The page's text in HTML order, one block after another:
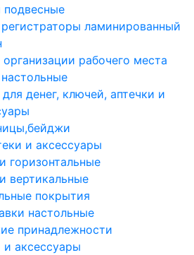
ламинированный
рабочего места
денег, ключей, аптечки и
и аксессуары
горизонтальные
вертикальные
покрытия
настольные
принадлежности
аксессуары